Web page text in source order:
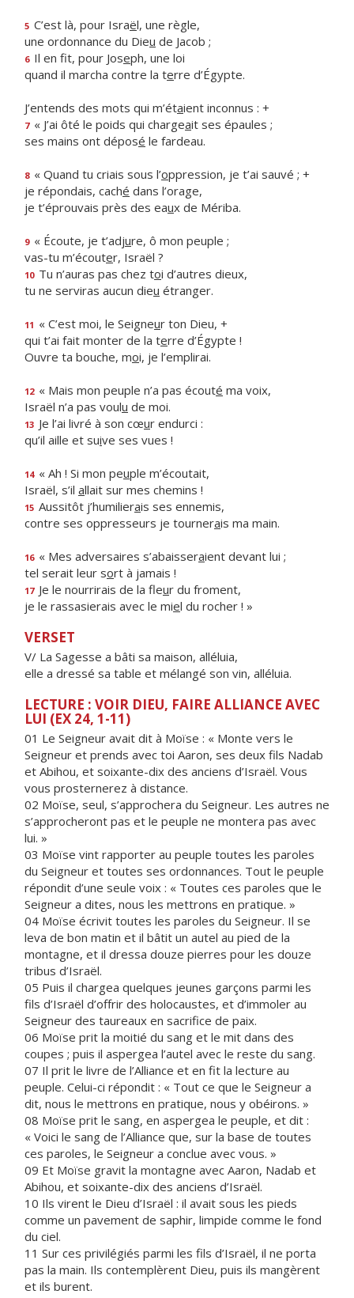
5 C’est là, pour Israël, une règle,
une ordonnance du Dieu de Jacob ;
6 Il en fit, pour Joseph, une loi
quand il marcha contre la terre d’Égypte.
J’entends des mots qui m’étaient inconnus : +
7 « J’ai ôté le poids qui chargeait ses épaules ;
ses mains ont déposé le fardeau.
8 « Quand tu criais sous l’oppression, je t’ai sauvé ; +
je répondais, caché dans l’orage,
je t’éprouvais près des eaux de Mériba.
9 « Écoute, je t’adjure, ô mon peuple ;
vas-tu m’écouter, Israël ?
10 Tu n’auras pas chez toi d’autres dieux,
tu ne serviras aucun dieu étranger.
11 « C’est moi, le Seigneur ton Dieu, +
qui t’ai fait monter de la terre d’Égypte !
Ouvre ta bouche, moi, je l’emplirai.
12 « Mais mon peuple n’a pas écouté ma voix,
Israël n’a pas voulu de moi.
13 Je l’ai livré à son cœur endurci :
qu’il aille et suive ses vues !
14 « Ah ! Si mon peuple m’écoutait,
Israël, s’il allait sur mes chemins !
15 Aussitôt j’humilierais ses ennemis,
contre ses oppresseurs je tournerais ma main.
16 « Mes adversaires s’abaisseraient devant lui ;
tel serait leur sort à jamais !
17 Je le nourrirais de la fleur du froment,
je le rassasierais avec le miel du rocher ! »
VERSET
V/ La Sagesse a bâti sa maison, alléluia,
elle a dressé sa table et mélangé son vin, alléluia.
LECTURE : VOIR DIEU, FAIRE ALLIANCE AVEC
LUI (EX 24, 1-11)
01 Le Seigneur avait dit à Moïse : « Monte vers le
Seigneur et prends avec toi Aaron, ses deux fils Nadab
et Abihou, et soixante-dix des anciens d’Israël. Vous
vous prosternerez à distance.
02 Moïse, seul, s’approchera du Seigneur. Les autres ne
s’approcheront pas et le peuple ne montera pas avec
lui. »
03 Moïse vint rapporter au peuple toutes les paroles
du Seigneur et toutes ses ordonnances. Tout le peuple
répondit d’une seule voix : « Toutes ces paroles que le
Seigneur a dites, nous les mettrons en pratique. »
04 Moïse écrivit toutes les paroles du Seigneur. Il se
leva de bon matin et il bâtit un autel au pied de la
montagne, et il dressa douze pierres pour les douze
tribus d’Israël.
05 Puis il chargea quelques jeunes garçons parmi les
fils d’Israël d’offrir des holocaustes, et d’immoler au
Seigneur des taureaux en sacrifice de paix.
06 Moïse prit la moitié du sang et le mit dans des
coupes ; puis il aspergea l’autel avec le reste du sang.
07 Il prit le livre de l’Alliance et en fit la lecture au
peuple. Celui-ci répondit : « Tout ce que le Seigneur a
dit, nous le mettrons en pratique, nous y obéirons. »
08 Moïse prit le sang, en aspergea le peuple, et dit :
« Voici le sang de l’Alliance que, sur la base de toutes
ces paroles, le Seigneur a conclue avec vous. »
09 Et Moïse gravit la montagne avec Aaron, Nadab et
Abihou, et soixante-dix des anciens d’Israël.
10 Ils virent le Dieu d’Israël : il avait sous les pieds
comme un pavement de saphir, limpide comme le fond
du ciel.
11 Sur ces privilégiés parmi les fils d’Israël, il ne porta
pas la main. Ils contemplèrent Dieu, puis ils mangèrent
et ils burent.